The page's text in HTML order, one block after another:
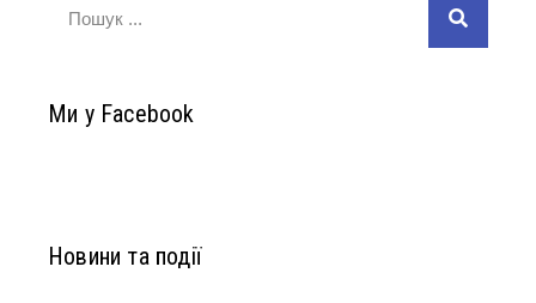
Ми у Facebook
Новини та події